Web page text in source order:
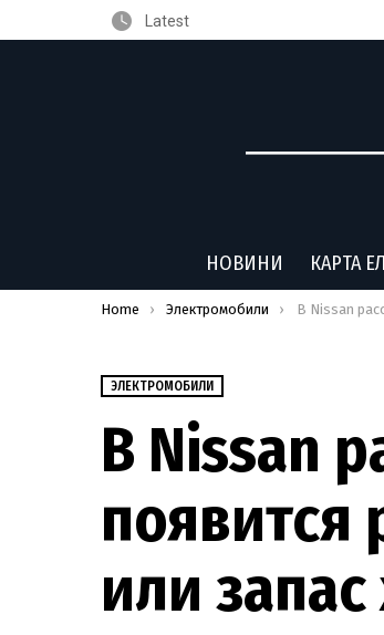
Latest
НОВИНИ КАРТА
You are here:
Home Электромобили В Nissan рассказали, что
ЭЛЕКТРОМОБИЛИ
В Nissan
появится
или